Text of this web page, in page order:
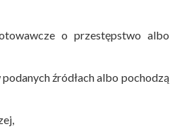
o przestępstwo albo
źródłach albo pochodzą